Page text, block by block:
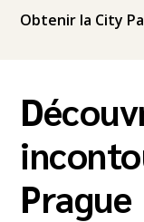
Obtenir la City
Prague